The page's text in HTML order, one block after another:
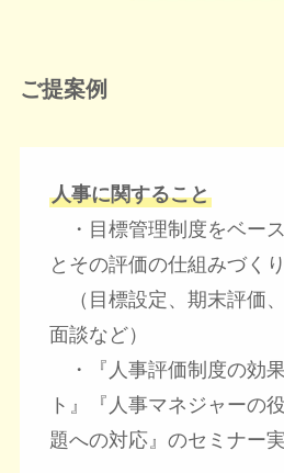
ご提案例
人事に関すること
・目標管理制度をベー
とその評価の仕組みづく
（目標設定、期末評価
面談など）
・『人事評価制度の効
ト』『人事マネジャーの
題への対応』のセミナー